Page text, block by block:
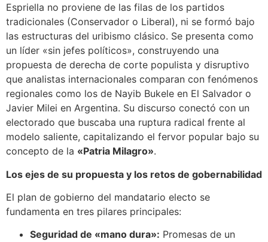
Espriella no proviene de las filas de los partidos
tradicionales (Conservador o Liberal), ni se formó bajo
las estructuras del uribismo clásico. Se presenta como
un líder «sin jefes políticos», construyendo una
propuesta de derecha de corte populista y disruptivo
que analistas internacionales comparan con fenómenos
regionales como los de Nayib Bukele en El Salvador o
Javier Milei en Argentina. Su discurso conectó con un
electorado que buscaba una ruptura radical frente al
modelo saliente, capitalizando el fervor popular bajo su
concepto de la «Patria Milagro».
Los ejes de su propuesta y los retos de gobernabilidad
El plan de gobierno del mandatario electo se
fundamenta en tres pilares principales:
Seguridad de «mano dura»: Promesas de un